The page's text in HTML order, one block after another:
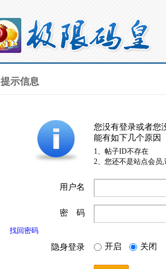
提示信息
您没有登录或者您
能有如下几个原因
1、帖子ID不存在
2、您还不是站点会员
用户名
密 码
找回密码
隐身登录 开启 关闭